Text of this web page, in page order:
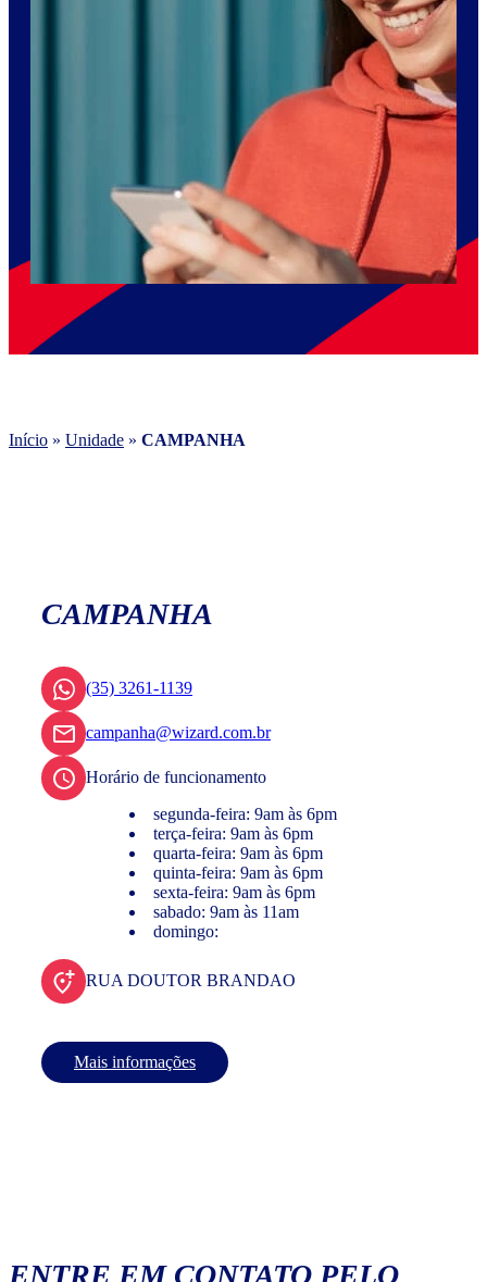
Início » Unidade » CAMPANHA
CAMPANHA
(35) 3261-1139
campanha@wizard.com.br
Horário de funcionamento
segunda-feira: 9am às 6pm
terça-feira: 9am às 6pm
quarta-feira: 9am às 6pm
quinta-feira: 9am às 6pm
sexta-feira: 9am às 6pm
sabado: 9am às 11am
domingo:
RUA DOUTOR BRANDAO
Mais informações